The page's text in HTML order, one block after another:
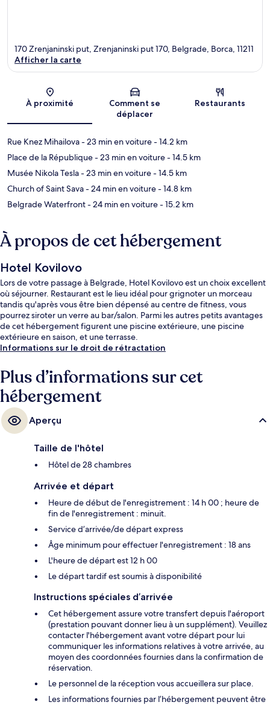
Carte
170 Zrenjaninski put, Zrenjaninski put 170, Belgrade, Borca, 11211
Afficher la carte
À proximité
Comment se
déplacer
Restaurants
Rue Knez Mihailova- 23 min en voiture- 14.2 km
Place de la République- 23 min en voiture- 14.5 km
Musée Nikola Tesla- 23 min en voiture- 14.5 km
Church of Saint Sava- 24 min en voiture- 14.8 km
Belgrade Waterfront- 24 min en voiture- 15.2 km
À propos de cet hébergement
Hotel Kovilovo
Lors de votre passage à Belgrade, Hotel Kovilovo est un choix excellent
où séjourner. Restaurant est le lieu idéal pour grignoter un morceau
tandis qu'après vous être bien dépensé au centre de fitness, vous
pourrez siroter un verre au bar/salon. Parmi les autres petits avantages
de cet hébergement figurent une piscine extérieure, une piscine
extérieure en saison, et une terrasse.
Informations sur le droit de rétractation
Plus d’informations sur cet
hébergement
Aperçu
Taille de l'hôtel
Hôtel de 28 chambres
Arrivée et départ
Heure de début de l'enregistrement : 14 h 00 ; heure de
fin de l'enregistrement : minuit.
Service d’arrivée/de départ express
Âge minimum pour effectuer l'enregistrement : 18 ans
L'heure de départ est 12 h 00
Le départ tardif est soumis à disponibilité
Instructions spéciales d’arrivée
Cet hébergement assure votre transfert depuis l'aéroport
(prestation pouvant donner lieu à un supplément). Veuillez
contacter l'hébergement avant votre départ pour lui
communiquer les informations relatives à votre arrivée, au
moyen des coordonnées fournies dans la confirmation de
réservation.
Le personnel de la réception vous accueillera sur place.
Les informations fournies par l’hébergement peuvent être